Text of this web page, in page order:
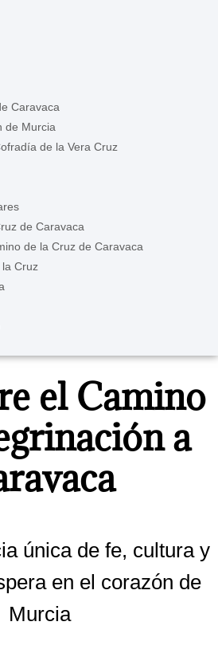
Caravaca
de Murcia
de la Vera Cruz
de Caravaca
de la Cruz de Caravaca
Cruz
el Camino
a
única de fe, cultura y
en el corazón de
Murcia